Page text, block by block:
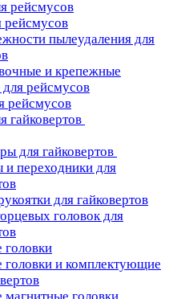
рейсмусов
пылеудаления для
и крепежные
рейсмусов
рейсмусов
гайковертов
для гайковертов
и переходники для
для гайковертов
головок для
головки
головки и комплектующие